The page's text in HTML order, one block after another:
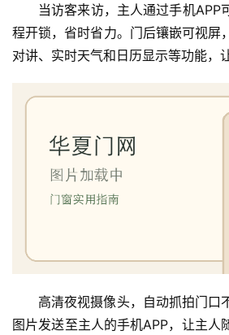
首
室
卫
当访客来访，主人通过手机APP
程开锁，省时省力。门后镶嵌可视屏
对讲、实时天气和日历显示等功能，
高清夜视摄像头，自动抓拍门口
图片发送至主人的手机APP，让主人